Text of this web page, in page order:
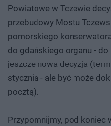
Powiatowe w Tczewie
przebudowy Mostu
pomorskiego
do gdańskiego organu -
jeszcze nowa decyzja
stycznia - ale być może
pocztą).
Przypomnijmy, pod koniec